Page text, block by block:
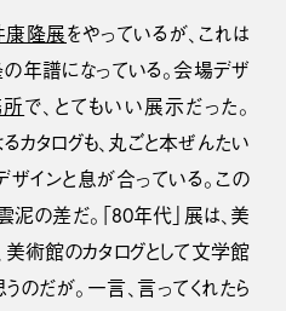
康隆展をやっているが、これは
年譜になっている。会場デザ
で、とてもいい展示だった。
カタログも、丸ごと本ぜんたい
インと息が合っている。この
泥の差だ。「80年代」展は、美
術館のカタログとして文学館
のだが。一言、言ってくれたら